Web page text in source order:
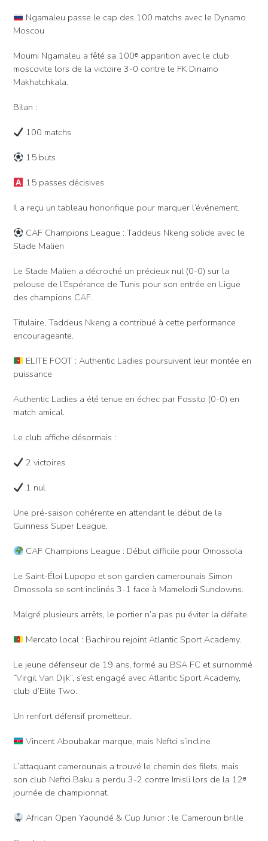
Ngamaleu passe le cap des 100 matchs avec le Dynamo
Moscou
Moumi Ngamaleu a fêté sa 100ᵉ apparition avec le club
moscovite lors de la victoire 3-0 contre le FK Dinamo
Makhatchkala.
Bilan :
100 matchs
15 buts
15 passes décisives
Il a reçu un tableau honorifique pour marquer l’événement.
CAF Champions League : Taddeus Nkeng solide avec le
Stade Malien
Le Stade Malien a décroché un précieux nul (0-0) sur la
pelouse de l’Espérance de Tunis pour son entrée en Ligue
des champions CAF.
Titulaire, Taddeus Nkeng a contribué à cette performance
encourageante.
ELITE FOOT : Authentic Ladies poursuivent leur montée en
puissance
Authentic Ladies a été tenue en échec par Fossito (0-0) en
match amical.
Le club affiche désormais :
2 victoires
1 nul
Une pré-saison cohérente en attendant le début de la
Guinness Super League.
CAF Champions League : Début difficile pour Omossola
Le Saint-Éloi Lupopo et son gardien camerounais Simon
Omossola se sont inclinés 3-1 face à Mamelodi Sundowns.
Malgré plusieurs arrêts, le portier n’a pas pu éviter la défaite.
Mercato local : Bachirou rejoint Atlantic Sport Academy.
Le jeune défenseur de 19 ans, formé au BSA FC et surnommé
“Virgil Van Dijk”, s’est engagé avec Atlantic Sport Academy,
club d’Elite Two.
Un renfort défensif prometteur.
Vincent Aboubakar marque, mais Neftci s’incline
L’attaquant camerounais a trouvé le chemin des filets, mais
son club Neftci Baku a perdu 3-2 contre Imisli lors de la 12ᵉ
journée de championnat.
African Open Yaoundé & Cup Junior : le Cameroun brille